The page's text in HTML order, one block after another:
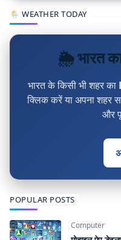
🌦 WEATHER TODAY
🌦 भारत
भारत के किसी भी शहर का
क्लिक करें या अपना शहर
और
POPULAR POSTS
Computer